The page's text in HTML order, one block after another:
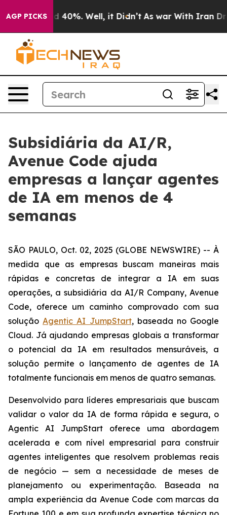
AGP PICKS
Around 40%. Well, it Didn’t As war With Iran Drove
Subsidiária da AI/R,
Avenue Code ajuda
empresas a lançar agentes
de IA em menos de 4
semanas
SÃO PAULO, Oct. 02, 2025 (GLOBE NEWSWIRE) -- À
medida que as empresas buscam maneiras mais
rápidas e concretas de integrar a IA em suas
operações, a subsidiária da AI/R Company, Avenue
Code, oferece um caminho comprovado com sua
soluçãoAgentic AI JumpStart, baseada no Google
Cloud. Já ajudando empresas globais a transformar
o potencial da IA em resultados mensuráveis, a
solução permite o lançamento de agentes de IA
totalmente funcionais em menos de quatro semanas.
Desenvolvido para líderes empresariais que buscam
validar o valor da IA de forma rápida e segura, o
Agentic AI JumpStart oferece uma abordagem
acelerada e com nível empresarial para construir
agentes inteligentes que resolvem problemas reais
de negócio — sem a necessidade de meses de
planejamento ou experimentação. Baseada na
ampla experiência da Avenue Code com marcas da